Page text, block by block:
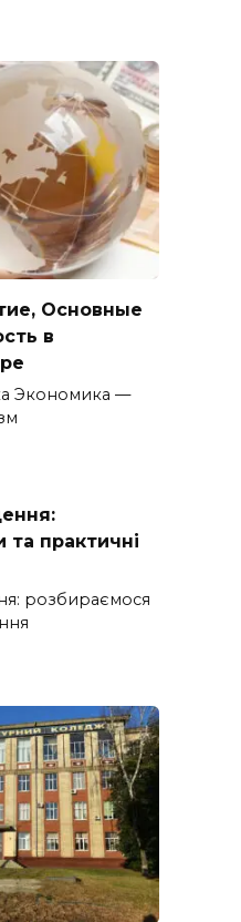
Основные
в
Экономика —
практичні
розбираємося